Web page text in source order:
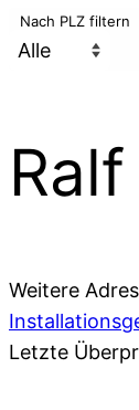
Nach PLZ filtern
Weitere
Letzte